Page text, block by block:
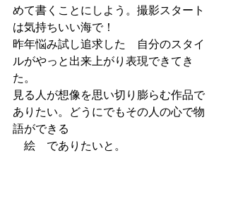
めて書くことにしよう。撮影スタート
は気持ちいい海で！
昨年悩み試し追求した　自分のスタイ
ルがやっと出来上がり表現できてき
た。
見る人が想像を思い切り膨らむ作品で
ありたい。どうにでもその人の心で物
語ができる
絵　でありたいと。